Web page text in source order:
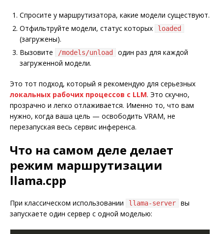
Спросите у маршрутизатора, какие модели существуют.
Отфильтруйте модели, статус которых
loaded
(загружены).
Вызовите
/models/unload
один раз для каждой
загруженной модели.
Это тот подход, который я рекомендую для серьезных
локальных рабочих процессов с LLM. Это скучно,
прозрачно и легко отлаживается. Именно то, что вам
нужно, когда ваша цель — освободить VRAM, не
перезапуская весь сервис инференса.
Что на самом деле делает
режим маршрутизации
llama.cpp
При классическом использовании llama-server
вы
запускаете один сервер с одной моделью: